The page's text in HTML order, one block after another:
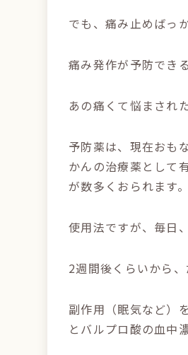
でも、痛み止めばっ
痛み発作が予防でき
あの痛くて悩まされ
予防薬は、現在おも
かんの治療薬として
が数多くおられます。
使用法ですが、毎日
2週間後くらいから
副作用（眠気など）
とバルプロ酸の血中